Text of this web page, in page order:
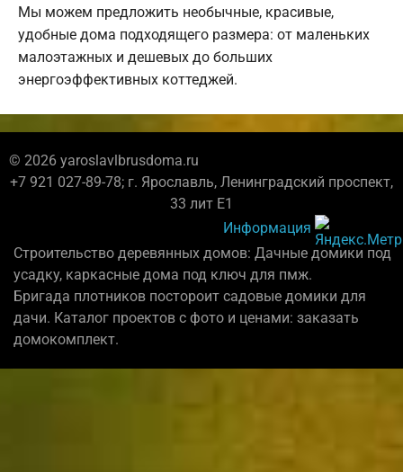
Мы можем предложить необычные, красивые,
удобные дома подходящего размера: от маленьких
малоэтажных и дешевых до больших
энергоэффективных коттеджей.
© 2026 yaroslavlbrusdoma.ru
+7 921 027-89-78; г. Ярославль, Ленинградский проспект,
33 лит Е1
Информация
Строительство деревянных домов: Дачные домики под
усадку, каркасные дома под ключ для пмж.
Бригада плотников постороит садовые домики для
дачи. Каталог проектов с фото и ценами: заказать
домокомплект.